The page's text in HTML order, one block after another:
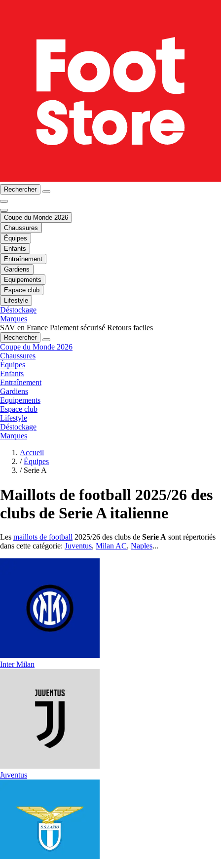
Rechercher
Coupe du Monde 2026
Chaussures
Équipes
Enfants
Entraînement
Gardiens
Equipements
Espace club
Lifestyle
Déstockage
Marques
SAV en France Paiement sécurisé Retours faciles
Rechercher
Coupe du Monde 2026
Chaussures
Équipes
Enfants
Entraînement
Gardiens
Equipements
Espace club
Lifestyle
Déstockage
Marques
Accueil
/ Équipes
/ Serie A
Maillots de football 2025/26 des
clubs de Serie A italienne
Les maillots de football 2025/26 des clubs de Serie A sont répertoriés
dans cette catégorie: Juventus, Milan AC, Naples...
Inter Milan
Juventus